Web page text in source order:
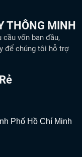
THÔNG MINH
vốn ban đầu,
để chúng tôi hỗ trợ
Phố Hồ Chí Minh